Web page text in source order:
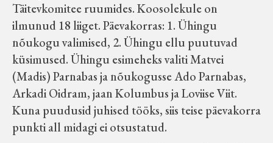
Täitevkomitee ruumides. Koosolekule on
ilmunud 18 liiget. Päevakorras: 1. Ühingu
nõukogu valimised, 2. Ühingu ellu puutuvad
küsimused. Ühingu esimeheks valiti Matvei
(Madis) Parnabas ja nõukogusse Ado Parnabas,
Arkadi Oidram, jaan Kolumbus ja Loviise Viit.
Kuna puudusid juhised tööks, siis teise päevakorra
punkti all midagi ei otsustatud.